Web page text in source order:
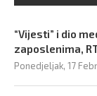
“Vijesti” i dio
zaposlenima,
Ponedjeljak, 17